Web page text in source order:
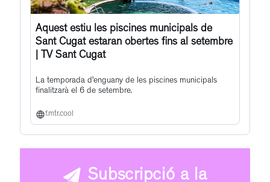
Aquest estiu les piscines municipals de
Sant Cugat estaran obertes fins al setembre
| TV Sant Cugat
La temporada d’enguany de les piscines municipals
finalitzarà el 6 de setembre.
f.mtr.cool
Subscripció a la